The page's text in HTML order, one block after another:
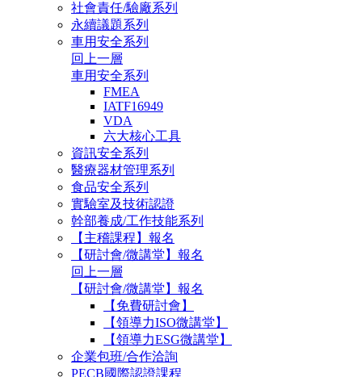
社會責任/驗廠系列
永續議題系列
車用安全系列
回上一層
車用安全系列
FMEA
IATF16949
VDA
六大核心工具
資訊安全系列
醫療器材管理系列
食品安全系列
實驗室及技術認證
幹部養成/工作技能系列
【主稽課程】報名
【研討會/微講堂】報名
回上一層
【研討會/微講堂】報名
【免費研討會】
【領導力ISO微講堂】
【領導力ESG微講堂】
企業包班/合作洽詢
PECB國際認證課程